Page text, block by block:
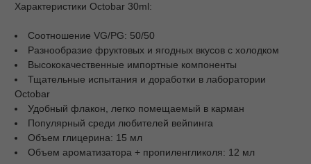
Характеристики Octobar 30ml:
Соотношение VG/PG: 50/50
Разнообразие фруктовых и ягодных вкусов с холодком
Высококачественные импортные компоненты
Тщательные испытания и доработки в лаборатории
Octobar
Удобный флакон, легко помещаемый в карман
Популярный среди любителей вейпинга
Объем глицерина: 15 мл
Объем ароматизатора + пропиленгликоля: 12 мл